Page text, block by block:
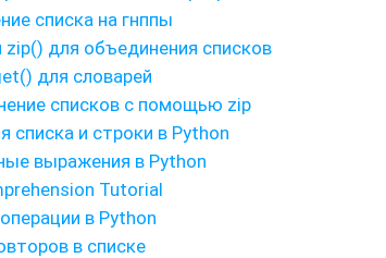
списка на гнппы
zip() для объединения списков
для словарей
списков с помощью zip
списка и строки в Python
выражения в Python
Tutorial
в Python
в списке